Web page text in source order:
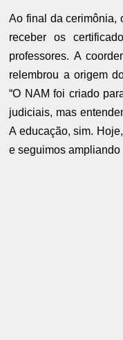
Ao final da cerimônia,
receber os
professores. A
relembrou a origem
“O NAM foi criado
judiciais, mas
A educação, sim.
e seguimos ampliando